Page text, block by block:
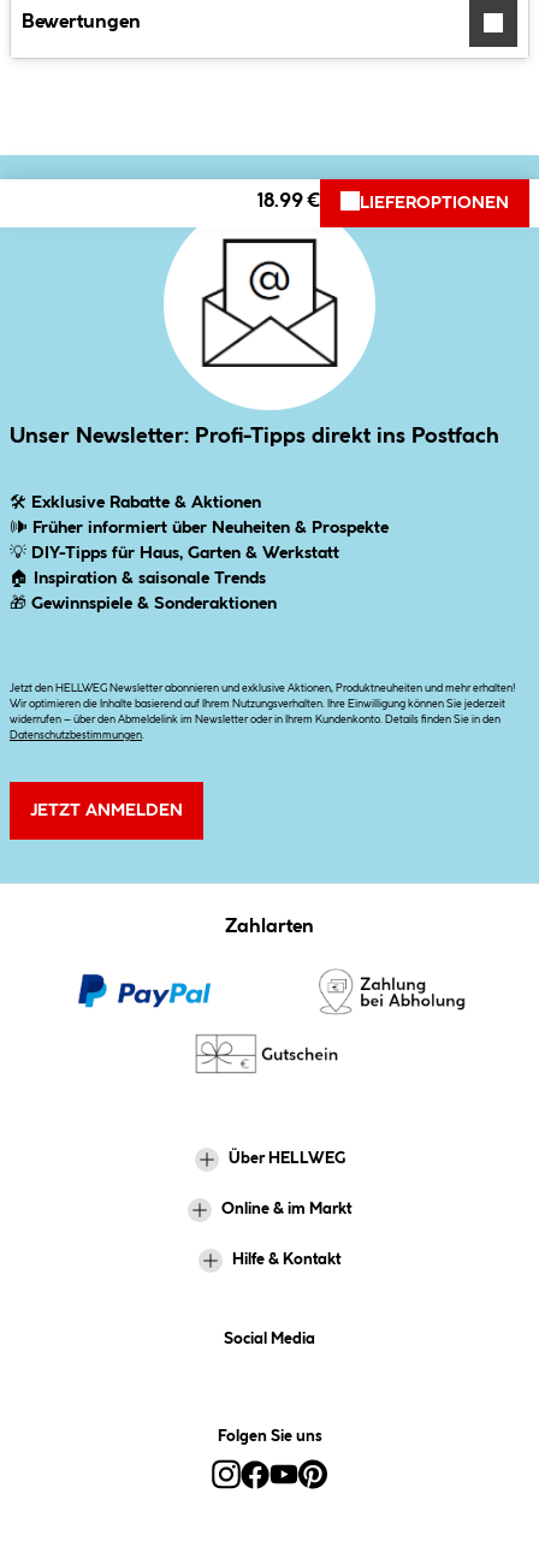
Bewertungen
18.99 € LIEFEROPTIONEN
Unser Newsletter: Profi-Tipps direkt ins Postfach
🛠 Exklusive Rabatte & Aktionen
🕪 Früher informiert über Neuheiten & Prospekte
💡 DIY-Tipps für Haus, Garten & Werkstatt
🏠
Inspiration & saisonale Trends
🎁 Gewinnspiele & Sonderaktionen
Jetzt den HELLWEG Newsletter abonnieren und exklusive Aktionen, Produktneuheiten und mehr erhalten!
Wir optimieren die Inhalte basierend auf Ihrem Nutzungsverhalten. Ihre Einwilligung können Sie jederzeit
widerrufen – über den Abmeldelink im Newsletter oder in Ihrem Kundenkonto. Details finden Sie in den
Datenschutzbestimmungen
JETZT ANMELDEN
Zahlarten
Über HELLWEG
Online & im Markt
Hilfe & Kontakt
Social Media
Folgen Sie uns